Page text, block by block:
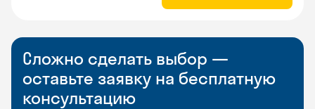
Сложно сделать выбор —
оставьте заявку на бесплатную
консультацию